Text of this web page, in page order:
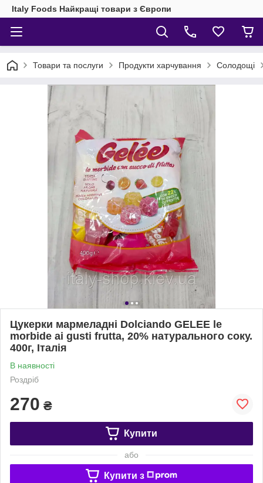
Italy Foods Найкращі товари з Європи
Товари та послуги Продукти харчування Солодощі
Цукерки мармеладні Dolciando GELEE le
morbide ai gusti frutta, 20% натурального соку.
400г, Італія
В наявності
Роздріб
270 ₴
Купити
або
Купити з